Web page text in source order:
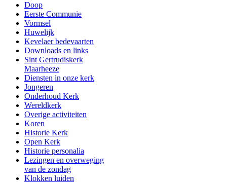
Doop
Eerste Communie
Vormsel
Huwelijk
Kevelaer bedevaarten
Downloads en links
Sint Gertrudiskerk
Maarheeze
Diensten in onze kerk
Jongeren
Onderhoud Kerk
Wereldkerk
Overige activiteiten
Koren
Historie Kerk
Open Kerk
Historie personalia
Lezingen en overweging
van de zondag
Klokken luiden